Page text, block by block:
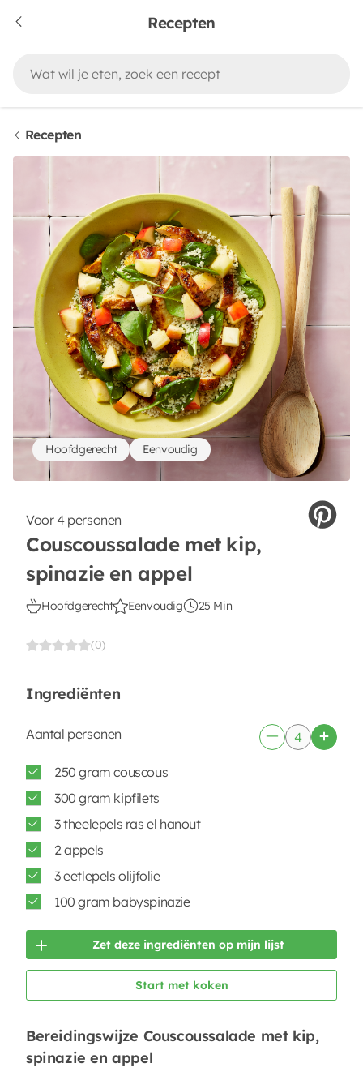
Recepten
Recepten
Voor 4 personen
Couscoussalade met kip,
spinazie en appel
Hoofdgerecht Eenvoudig 25 Min
(0)
Hoofdgerecht Eenvoudig
Ingrediënten
Aantal personen
250 gram couscous
300 gram kipfilets
3 theelepels ras el hanout
2 appels
3 eetlepels olijfolie
100 gram babyspinazie
Zet deze ingrediënten op mijn lijst
Start met koken
Bereidingswijze Couscoussalade met kip,
spinazie en appel